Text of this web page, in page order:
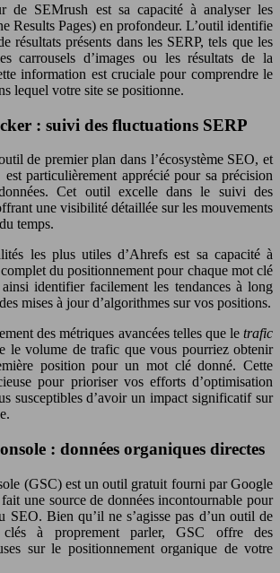
de SEMrush est sa capacité à analyser les
Results Pages) en profondeur. L’outil identifie
résultats présents dans les SERP, tels que les
carrousels d’images ou les résultats de la
information est cruciale pour comprendre le
lequel votre site se positionne.
: suivi des fluctuations SERP
de premier plan dans l’écosystème SEO, et
est particulièrement apprécié pour sa précision
Cet outil excelle dans le suivi des
une visibilité détaillée sur les mouvements
temps.
les plus utiles d’Ahrefs est sa capacité à
du positionnement pour chaque mot clé
identifier facilement les tendances à long
mises à jour d’algorithmes sur vos positions.
des métriques avancées telles que le trafic
le volume de trafic que vous pourriez obtenir
position pour un mot clé donné. Cette
pour prioriser vos efforts d’optimisation
susceptibles d’avoir un impact significatif sur
: données organiques directes
(GSC) est un outil gratuit fourni par Google
une source de données incontournable pour
SEO. Bien qu’il ne s’agisse pas d’un outil de
à proprement parler, GSC offre des
sur le positionnement organique de votre